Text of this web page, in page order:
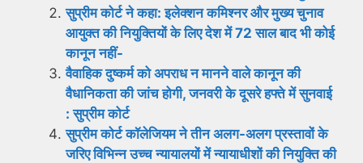
सुप्रीम कोर्ट ने कहा: इलेक्शन कमिश्नर और मुख्य चुनाव
आयुक्त की नियुक्तियों के लिए देश में 72 साल बाद भी कोई
कानून नहीं-
वैवाहिक दुष्कर्म को अपराध न मानने वाले कानून की
वैधानिकता की जांच होगी, जनवरी के दूसरे हफ्ते में सुनवाई
: सुप्रीम कोर्ट
सुप्रीम कोर्ट कॉलेजियम ने तीन अलग-अलग प्रस्तावों के
जरिए विभिन्न उच्च न्यायालयों में न्यायाधीशों की नियुक्ति की